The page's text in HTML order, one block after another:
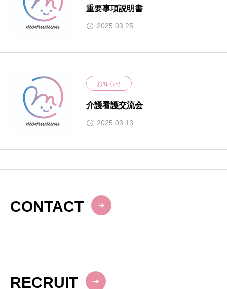
重要事項説明書
2025.03.25
お知らせ
介護看護交流会
2025.03.13
CONTACT
RECRUIT